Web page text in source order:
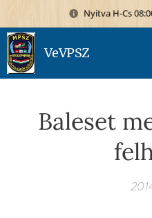
Nyitva H-Cs
VeVPSZ
Baleset